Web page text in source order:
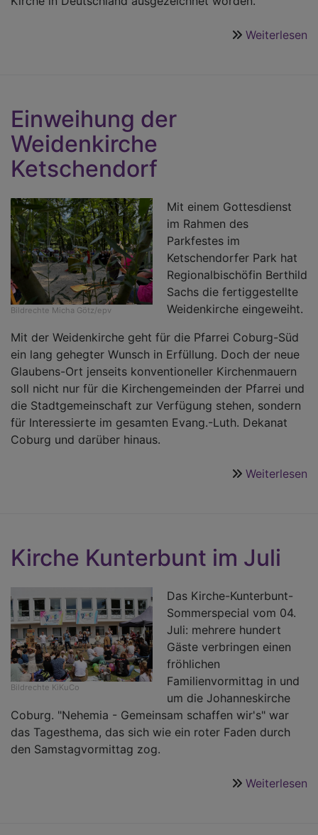
Weiterlesen
Einweihung der
Weidenkirche
Ketschendorf
Bildrechte Micha Götz/epv
Mit einem Gottesdienst
im Rahmen des
Parkfestes im
Ketschendorfer Park hat
Regionalbischöfin Berthild
Sachs die fertiggestellte
Weidenkirche eingeweiht.
Mit der Weidenkirche geht für die Pfarrei Coburg-Süd
ein lang gehegter Wunsch in Erfüllung. Doch der neue
Glaubens-Ort jenseits konventioneller Kirchenmauern
soll nicht nur für die Kirchengemeinden der Pfarrei und
die Stadtgemeinschaft zur Verfügung stehen, sondern
für Interessierte im gesamten Evang.-Luth. Dekanat
Coburg und darüber hinaus.
Weiterlesen
Kirche Kunterbunt im Juli
Bildrechte KiKuCo
Das Kirche-Kunterbunt-
Sommerspecial vom 04.
Juli: mehrere hundert
Gäste verbringen einen
fröhlichen
Familienvormittag in und
um die Johanneskirche
Coburg. "Nehemia - Gemeinsam schaffen wir's" war
das Tagesthema, das sich wie ein roter Faden durch
den Samstagvormittag zog.
Weiterlesen